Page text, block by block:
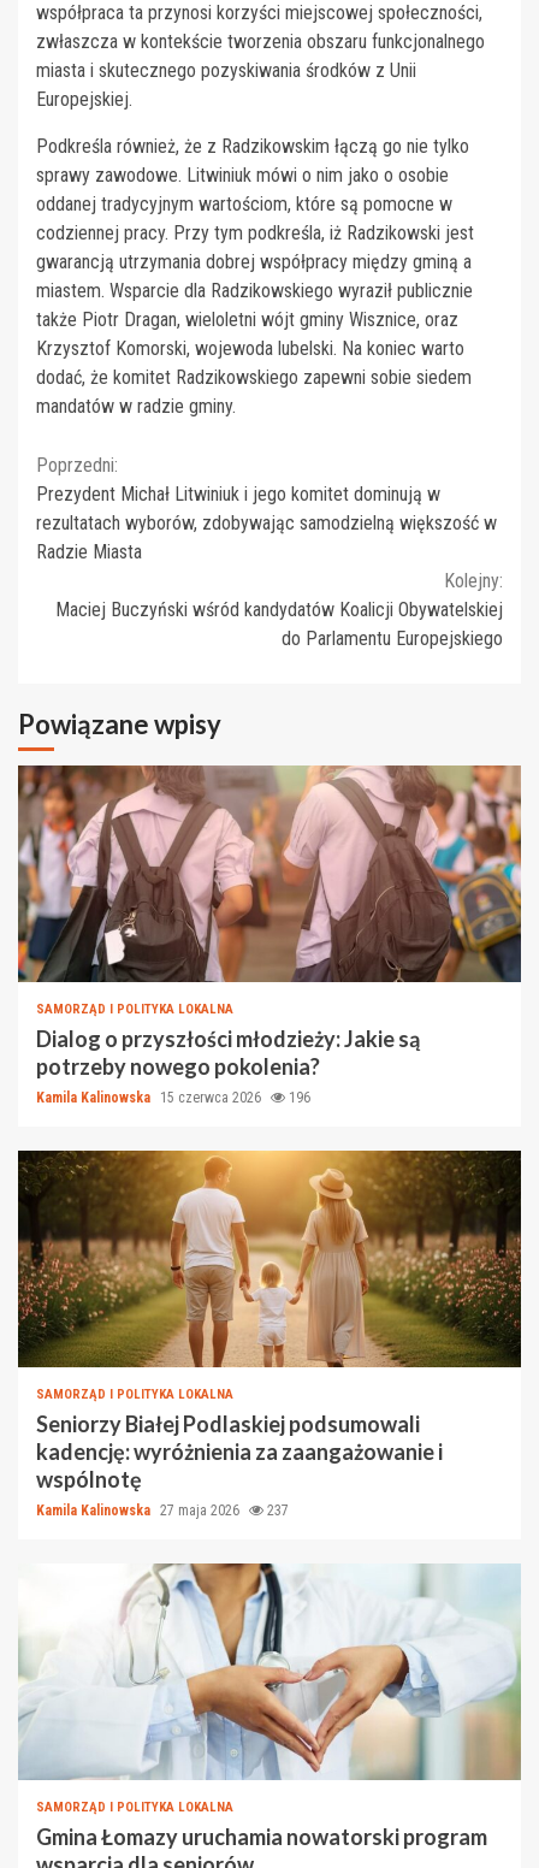
współpraca ta przynosi korzyści miejscowej społeczności,
zwłaszcza w kontekście tworzenia obszaru funkcjonalnego
miasta i skutecznego pozyskiwania środków z Unii
Europejskiej.
Podkreśla również, że z Radzikowskim łączą go nie tylko
sprawy zawodowe. Litwiniuk mówi o nim jako o osobie
oddanej tradycyjnym wartościom, które są pomocne w
codziennej pracy. Przy tym podkreśla, iż Radzikowski jest
gwarancją utrzymania dobrej współpracy między gminą a
miastem. Wsparcie dla Radzikowskiego wyraził publicznie
także Piotr Dragan, wieloletni wójt gminy Wisznice, oraz
Krzysztof Komorski, wojewoda lubelski. Na koniec warto
dodać, że komitet Radzikowskiego zapewni sobie siedem
mandatów w radzie gminy.
Continue
Reading
Poprzedni:
Prezydent Michał Litwiniuk i jego komitet dominują w
rezultatach wyborów, zdobywając samodzielną większość w
Radzie Miasta
Kolejny:
Maciej Buczyński wśród kandydatów Koalicji Obywatelskiej
do Parlamentu Europejskiego
Powiązane wpisy
SAMORZĄD I POLITYKA LOKALNA
Dialog o przyszłości młodzieży: Jakie są
potrzeby nowego pokolenia?
Kamila Kalinowska 15 czerwca 2026 196
SAMORZĄD I POLITYKA LOKALNA
Seniorzy Białej Podlaskiej podsumowali
kadencję: wyróżnienia za zaangażowanie i
wspólnotę
Kamila Kalinowska 27 maja 2026 237
SAMORZĄD I POLITYKA LOKALNA
Gmina Łomazy uruchamia nowatorski program